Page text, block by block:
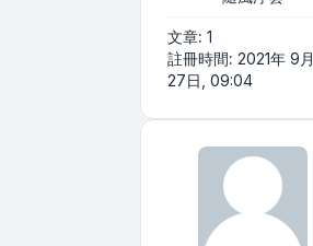
文章: 1
註冊時間: 2021年 9月
27日, 09:04